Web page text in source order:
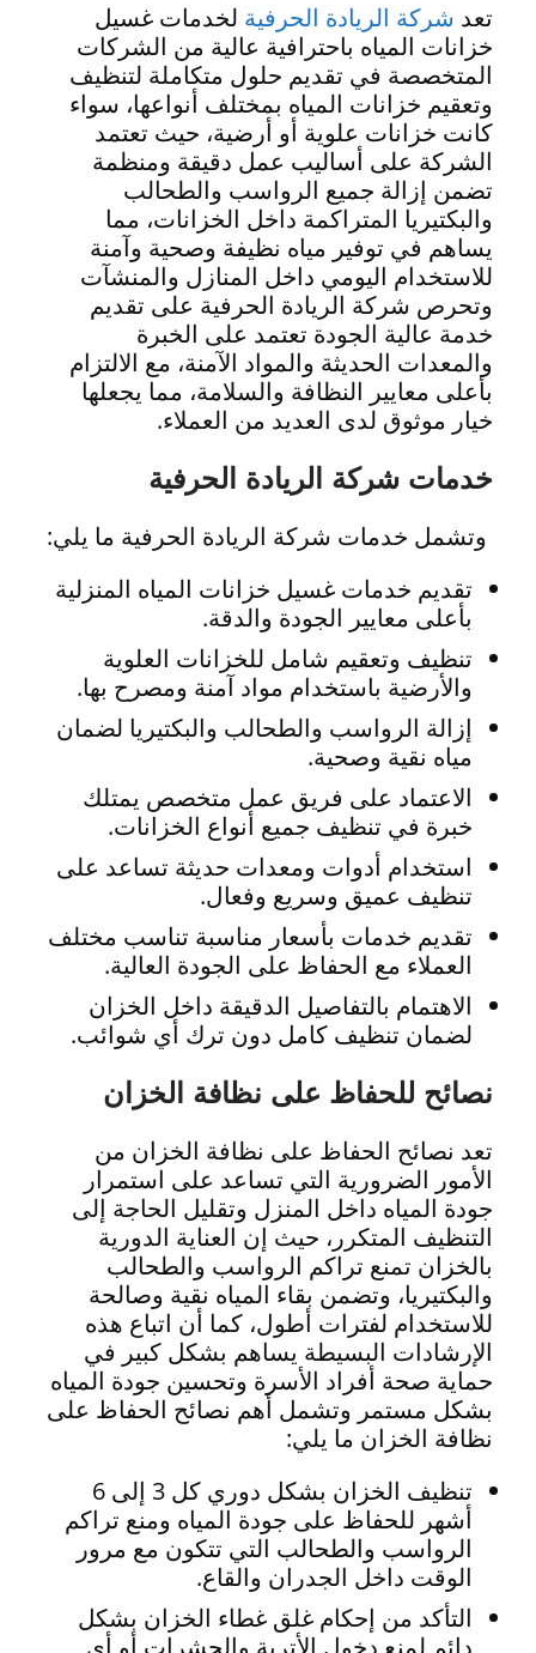
تعد شركة الريادة الحرفية لخدمات غسيل
خزانات المياه باحترافية عالية من الشركات
المتخصصة في تقديم حلول متكاملة لتنظيف
وتعقيم خزانات المياه بمختلف أنواعها، سواء
كانت خزانات علوية أو أرضية، حيث تعتمد
الشركة على أساليب عمل دقيقة ومنظمة
تضمن إزالة جميع الرواسب والطحالب
والبكتيريا المتراكمة داخل الخزانات، مما
يساهم في توفير مياه نظيفة وصحية وآمنة
للاستخدام اليومي داخل المنازل والمنشآت
وتحرص شركة الريادة الحرفية على تقديم
خدمة عالية الجودة تعتمد على الخبرة
والمعدات الحديثة والمواد الآمنة، مع الالتزام
بأعلى معايير النظافة والسلامة، مما يجعلها
خيار موثوق لدى العديد من العملاء.
خدمات شركة الريادة الحرفية
وتشمل خدمات شركة الريادة الحرفية ما يلي:
تقديم خدمات غسيل خزانات المياه المنزلية
بأعلى معايير الجودة والدقة.
تنظيف وتعقيم شامل للخزانات العلوية
والأرضية باستخدام مواد آمنة ومصرح بها.
إزالة الرواسب والطحالب والبكتيريا لضمان
مياه نقية وصحية.
الاعتماد على فريق عمل متخصص يمتلك
خبرة في تنظيف جميع أنواع الخزانات.
استخدام أدوات ومعدات حديثة تساعد على
تنظيف عميق وسريع وفعال.
تقديم خدمات بأسعار مناسبة تناسب مختلف
العملاء مع الحفاظ على الجودة العالية.
الاهتمام بالتفاصيل الدقيقة داخل الخزان
لضمان تنظيف كامل دون ترك أي شوائب.
نصائح للحفاظ على نظافة الخزان
تعد نصائح الحفاظ على نظافة الخزان من
الأمور الضرورية التي تساعد على استمرار
جودة المياه داخل المنزل وتقليل الحاجة إلى
التنظيف المتكرر، حيث إن العناية الدورية
بالخزان تمنع تراكم الرواسب والطحالب
والبكتيريا، وتضمن بقاء المياه نقية وصالحة
للاستخدام لفترات أطول، كما أن اتباع هذه
الإرشادات البسيطة يساهم بشكل كبير في
حماية صحة أفراد الأسرة وتحسين جودة المياه
بشكل مستمر وتشمل أهم نصائح الحفاظ على
نظافة الخزان ما يلي:
تنظيف الخزان بشكل دوري كل 3 إلى 6
أشهر للحفاظ على جودة المياه ومنع تراكم
الرواسب والطحالب التي تتكون مع مرور
الوقت داخل الجدران والقاع.
التأكد من إحكام غلق غطاء الخزان بشكل